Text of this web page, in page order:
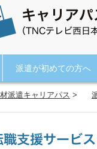
派遣が初めての方へ
派遣キャリアパス >